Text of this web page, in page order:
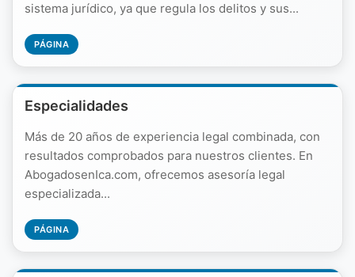
sistema jurídico, ya que regula los delitos y sus...
PÁGINA
Especialidades
Más de 20 años de experiencia legal combinada, con
resultados comprobados para nuestros clientes. En
AbogadosenIca.com, ofrecemos asesoría legal
especializada...
PÁGINA